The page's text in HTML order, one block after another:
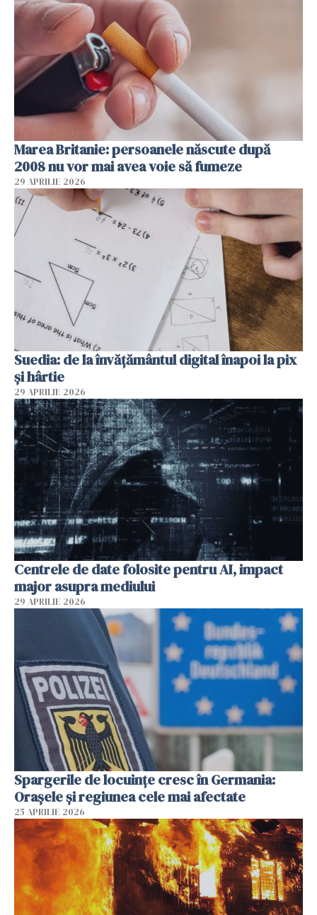
Marea Britanie: persoanele născute după
2008 nu vor mai avea voie să fumeze
29 APRILIE 2026
Suedia: de la învățământul digital înapoi la pix
și hârtie
29 APRILIE 2026
Centrele de date folosite pentru AI, impact
major asupra mediului
29 APRILIE 2026
Spargerile de locuințe cresc în Germania:
Orașele și regiunea cele mai afectate
25 APRILIE 2026